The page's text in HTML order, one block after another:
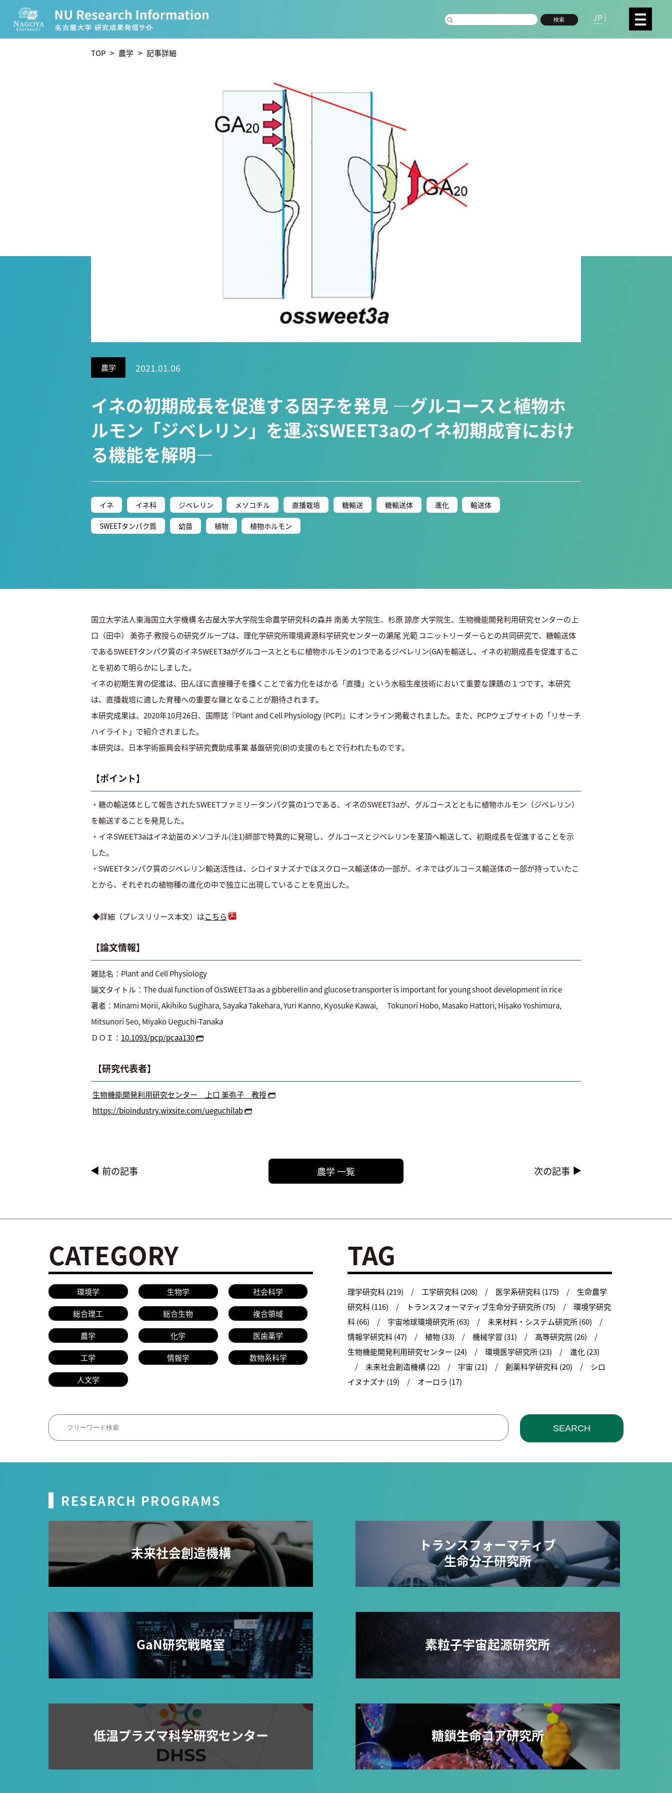
検索 JP
CATEGORY
医歯薬学 工学
医学系研究科 (175) 生命農学研究科 (116) トランスフォーマティブ生命分子研究所 (75)
情報学研究科 (47) 植物 (33) 機械学習 (31) 高等研究院 (26)
未来社会創造機構 (22) 創薬科学研究科 (20) シロイヌナズナ (19)
TOP > 農学 > 記事詳細
農学 2021.01.06
イネの初期成長を促進する因子を発見 ―グルコースと植物ホ
ルモン「ジベレリン」を運ぶSWEET3aのイネ初期成育におけ
る機能を解明―
イネ イネ科 ジベレリン メソコチル 直播栽培 糖輸送 糖輸送体 進化 輸送体
SWEETタンパク質 幼苗 植物 植物ホルモン
国立大学法人東海国立大学機構 名古屋大学大学院生命農学研究科の森井 南美 大学院生、杉原 諒彦 大学院生、生物機能開発利用研究センターの上
口（田中） 美弥子 教授らの研究グループは、理化学研究所環境資源科学研究センターの瀬尾 光範 ユニットリーダーらとの共同研究で、糖輸送体
であるSWEETタンパク質のイネSWEET3aがグルコースとともに植物ホルモンの1つであるジベレリン(GA)を輸送し、イネの初期成長を促進するこ
とを初めて明らかにしました。
イネの初期生育の促進は、田んぼに直接種子を播くことで省力化をはかる「直播」という水稲生産技術において重要な課題の１つです。本研究
は、直播栽培に適した育種への重要な鍵となることが期待されます。
本研究成果は、2020年10月26日、国際誌『Plant and Cell Physiology (PCP)』にオンライン掲載されました。また、PCPウェブサイトの「リサーチ
ハイライト」で紹介されました。
本研究は、日本学術振興会科学研究費助成事業 基盤研究(B)の支援のもとで行われたものです。
【ポイント】
・糖の輸送体として報告されたSWEETファミリータンパク質の1つである、イネのSWEET3aが、グルコースとともに植物ホルモン（ジベレリン）
を輸送することを発見した。
・イネSWEET3aはイネ幼苗のメソコチル(注1)師部で特異的に発現し、グルコースとジベレリンを茎頂へ輸送して、初期成長を促進することを示
した。
・SWEETタンパク質のジベレリン輸送活性は、シロイヌナズナではスクロース輸送体の一部が、イネではグルコース輸送体の一部が持っていたこ
とから、それぞれの植物種の進化の中で独立に出現していることを見出した。
◆詳細（プレスリリース本文）はこちら
【論文情報】
雑誌名：Plant and Cell Physiology
論文タイトル：The dual function of OsSWEET3a as a gibberellin and glucose transporter is important for young shoot development in rice
著者：Minami Morii, Akihiko Sugihara, Sayaka Takehara, Yuri Kanno, Kyosuke Kawai, Tokunori Hobo, Masako Hattori, Hisako Yoshimura,
Mitsunori Seo, Miyako Ueguchi-Tanaka
ＤＯＩ： 10.1093/pcp/pcaa130
【研究代表者】
生物機能開発利用研究センター 上口 美弥子 教授
https://bioindustry.wixsite.com/ueguchilab
前の記事 農学 一覧 次の記事
CATEGORY
環境学 生物学 社会科学
総合理工 総合生物 複合領域
農学 化学 医歯薬学
工学 情報学 数物系科学
人文学
TAG
理学研究科 (219) 工学研究科 (208) 医学系研究科 (175)
生命農学
研究科 (116)
トランスフォーマティブ生命分子研究所 (75)
環境学研究
科 (66)
宇宙地球環境研究所 (63)
未来材料・システム研究所 (60)
情報学研究科 (47)
植物 (33) 機械学習 (31)
高等研究院 (26)
生物機能開発利用研究センター (24)
環境医学研究所 (23)
進化 (23)
未来社会創造機構 (22)
宇宙 (21) 創薬科学研究科 (20)
シロ
イヌナズナ (19)
オーロラ (17)
SEARCH
RESEARCH PROGRAMS
未来社会創造機構
トランスフォーマティブ
生命分子研究所
GaN研究戦略室 素粒子宇宙起源研究所
低温プラズマ科学研究センター 糖鎖生命コア研究所